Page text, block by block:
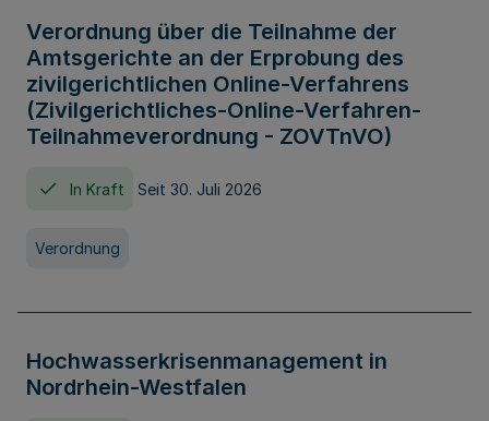
Verordnung über die Teilnahme der
Amtsgerichte an der Erprobung des
zivilgerichtlichen Online-Verfahrens
(Zivilgerichtliches-Online-Verfahren-
Teilnahmeverordnung - ZOVTnVO)
In Kraft Seit 30. Juli 2026
Verordnung
Hochwasserkrisenmanagement in
Nordrhein-Westfalen